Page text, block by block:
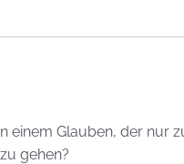
einem Glauben, der nur
gehen?